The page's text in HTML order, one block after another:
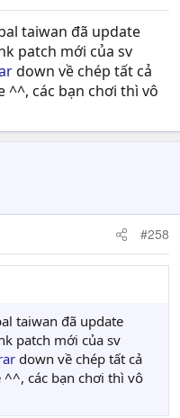
taiwan đã update
patch mới của sv
down về chép tất cả
^^, các bạn chơi thì vô
#258
taiwan đã update
patch mới của sv
down về chép tất cả
các bạn chơi thì vô